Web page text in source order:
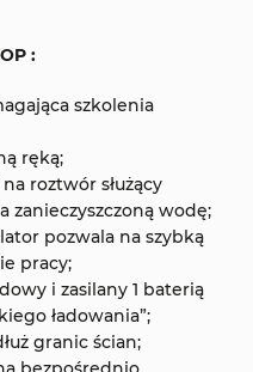
:
szkolenia
ręką;
roztwór służący
zanieczyszczoną wodę;
pozwala na szybką
pracy;
i zasilany 1 baterią
ładowania”;
granic ścian;